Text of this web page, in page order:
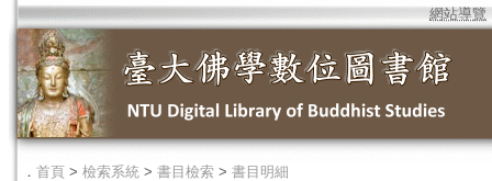
網站導覽
． 首頁 > 檢索系統 > 書目檢索 > 書目明細